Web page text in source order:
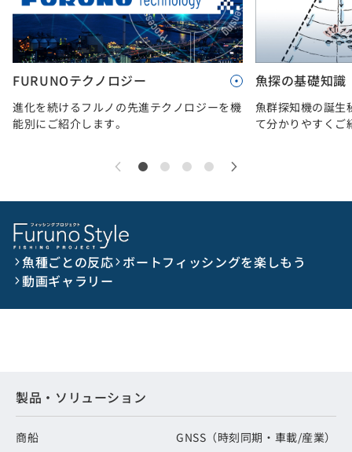
FURUNOテクノロジー
進化を続けるフルノの先進テクノロジーを機
能別にご紹介します。
魚探の基礎知識
魚群探知機の誕生
て分かりやすくご
魚種ごとの反応 ボートフィッシングを楽しもう
動画ギャラリー
製品・ソリューション
商船
GNSS（時刻同期・車載/産業）